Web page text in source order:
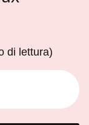
di lettura)